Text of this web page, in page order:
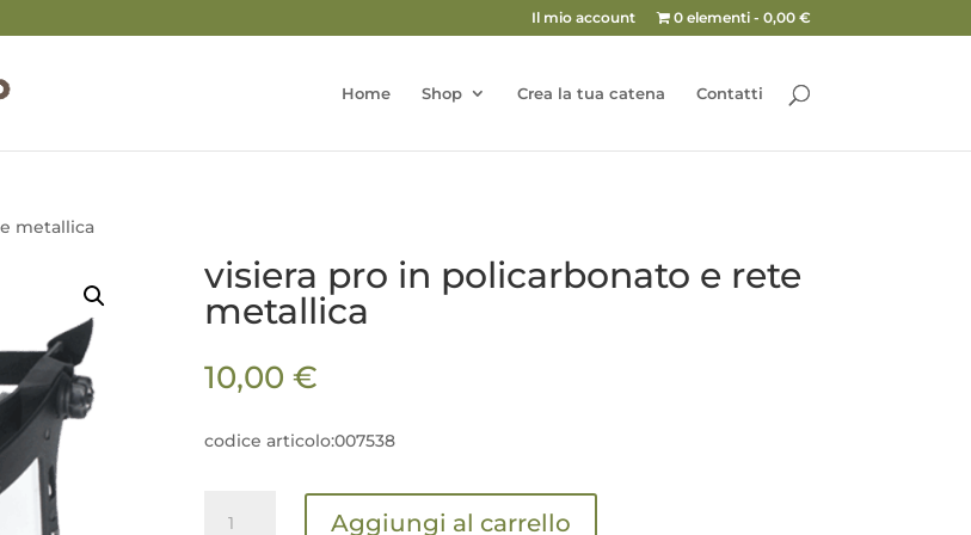
Il mio account 0 elementi 0,00 €
Home Shop Crea la tua catena Contatti
metallica
visiera pro in policarbonato e rete
metallica
10,00 €
codice articolo:007538
pro
Aggiungi al carrello